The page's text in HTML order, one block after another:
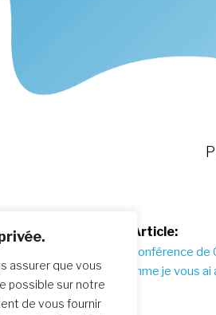
assurer que vous
possible sur notre
de vous fournir
Previous Article:
Probation Conférence de
« Aimez comme je vous ai